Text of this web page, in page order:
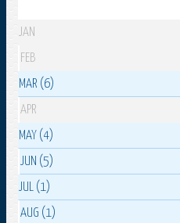
JAN
FEB
MAR (6)
APR
MAY (4)
JUN (5)
JUL (1)
AUG (1)